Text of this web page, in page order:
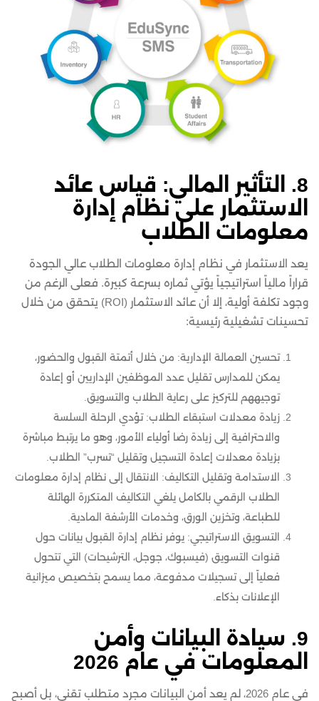
8. التأثير المالي: قياس عائد
الاستثمار على نظام إدارة
معلومات الطلاب
يعد الاستثمار في نظام إدارة معلومات الطلاب عالي الجودة
قراراً مالياً استراتيجياً يؤتي ثماره بسرعة كبيرة. فعلى الرغم من
وجود تكلفة أولية، إلا أن عائد الاستثمار (ROI) يتحقق من خلال
تحسينات تشغيلية رئيسية:
تحسين العمالة الإدارية: من خلال أتمتة القبول والحضور،
يمكن للمدارس تقليل عدد الموظفين الإداريين أو إعادة
توجيههم للتركيز على رعاية الطلاب والتسويق.
زيادة معدلات استبقاء الطلاب: تؤدي الرحلة السلسة
والاحترافية إلى زيادة رضا أولياء الأمور، وهو ما يرتبط مباشرة
بزيادة معدلات إعادة التسجيل وتقليل “تسرب” الطلاب.
الاستدامة وتقليل التكاليف: الانتقال إلى نظام إدارة معلومات
الطلاب الرقمي بالكامل يلغي التكاليف المتكررة الهائلة
للطباعة، وتخزين الورق، وخدمات الأرشفة المادية.
التسويق الاستراتيجي: يوفر نظام إدارة القبول بيانات حول
قنوات التسويق (فيسبوك، جوجل، الترشيحات) التي تتحول
فعلياً إلى تسجيلات مدفوعة، مما يسمح بتخصيص ميزانية
الإعلانات بذكاء.
9. سيادة البيانات وأمن
المعلومات في عام 2026
في عام 2026، لم يعد أمن البيانات مجرد متطلب تقني، بل أصبح